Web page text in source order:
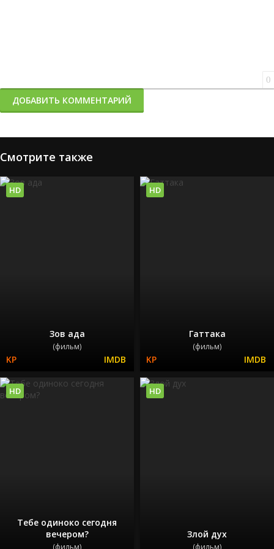
0
ДОБАВИТЬ КОММЕНТАРИЙ
Смотрите также
Зов ада
(фильм)
HD
Гаттака
(фильм)
HD
Тебе одиноко сегодня
вечером?
(фильм)
HD
Злой дух
(фильм)
HD